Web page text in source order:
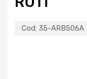
Cod: 35-ARB506A